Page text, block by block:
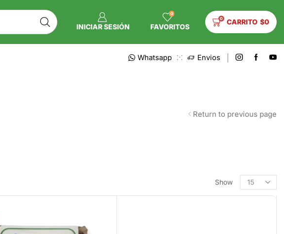
INICIAR SESIÓN
0
FAVORITOS
0 CARRITO $0
Whatsapp Envios
Return to previous page
Show